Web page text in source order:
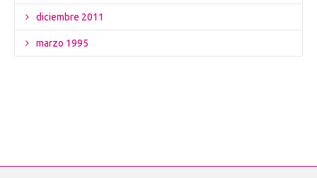
diciembre 2011
marzo 1995